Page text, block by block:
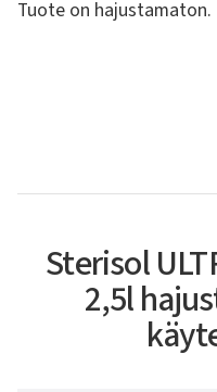
Tuote on hajustamaton.
Sterisol
2,5l